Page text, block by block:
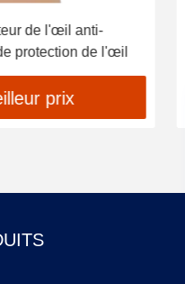
de l'œil anti-
protection de l'œil
prix